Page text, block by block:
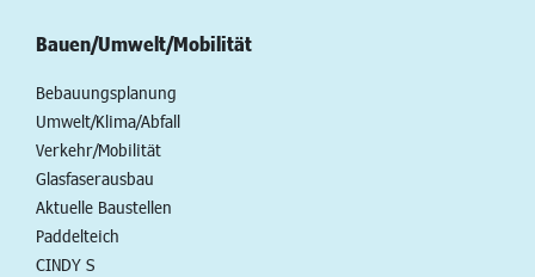
Bauen/Umwelt/Mobilität
Bebauungsplanung
Umwelt/Klima/Abfall
Verkehr/Mobilität
Glasfaserausbau
Aktuelle Baustellen
Paddelteich
CINDY S